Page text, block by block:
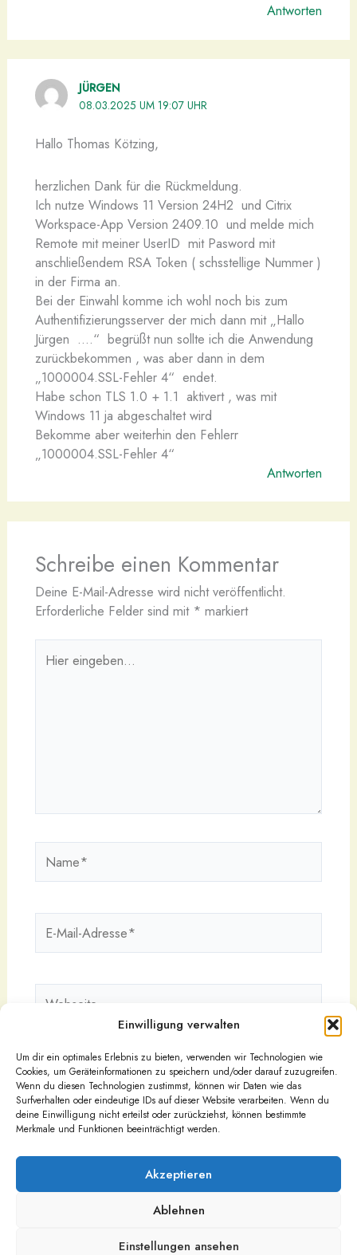
Einwilligung verwalten
Um dir ein optimales Erlebnis zu bieten, verwenden wir Technologien wie
Cookies, um Geräteinformationen zu speichern und/oder darauf zuzugreifen.
Wenn du diesen Technologien zustimmst, können wir Daten wie das
Surfverhalten oder eindeutige IDs auf dieser Website verarbeiten. Wenn du
deine Einwilligung nicht erteilst oder zurückziehst, können bestimmte
Merkmale und Funktionen beeinträchtigt werden.
Akzeptieren
Ablehnen
Einstellungen ansehen
Antworten
JÜRGEN
08.03.2025 UM 19:07 UHR
Hallo Thomas Kötzing,
herzlichen Dank für die Rückmeldung.
Ich nutze Windows 11 Version 24H2 und Citrix
Workspace-App Version 2409.10 und melde mich
Remote mit meiner UserID mit Pasword mit
anschließendem RSA Token ( schsstellige Nummer )
in der Firma an.
Bei der Einwahl komme ich wohl noch bis zum
Authentifizierungsserver der mich dann mit „Hallo
Jürgen ….“ begrüßt nun sollte ich die Anwendung
zurückbekommen , was aber dann in dem
„1000004.SSL-Fehler 4“ endet.
Habe schon TLS 1.0 + 1.1 aktivert , was mit
Windows 11 ja abgeschaltet wird
Bekomme aber weiterhin den Fehlerr
„1000004.SSL-Fehler 4“
Antworten
Schreibe einen Kommentar
Deine E-Mail-Adresse wird nicht veröffentlicht.
Erforderliche Felder sind mit * markiert
eingeben…
Mail-
Urheberrecht © 2026
Datenschutz